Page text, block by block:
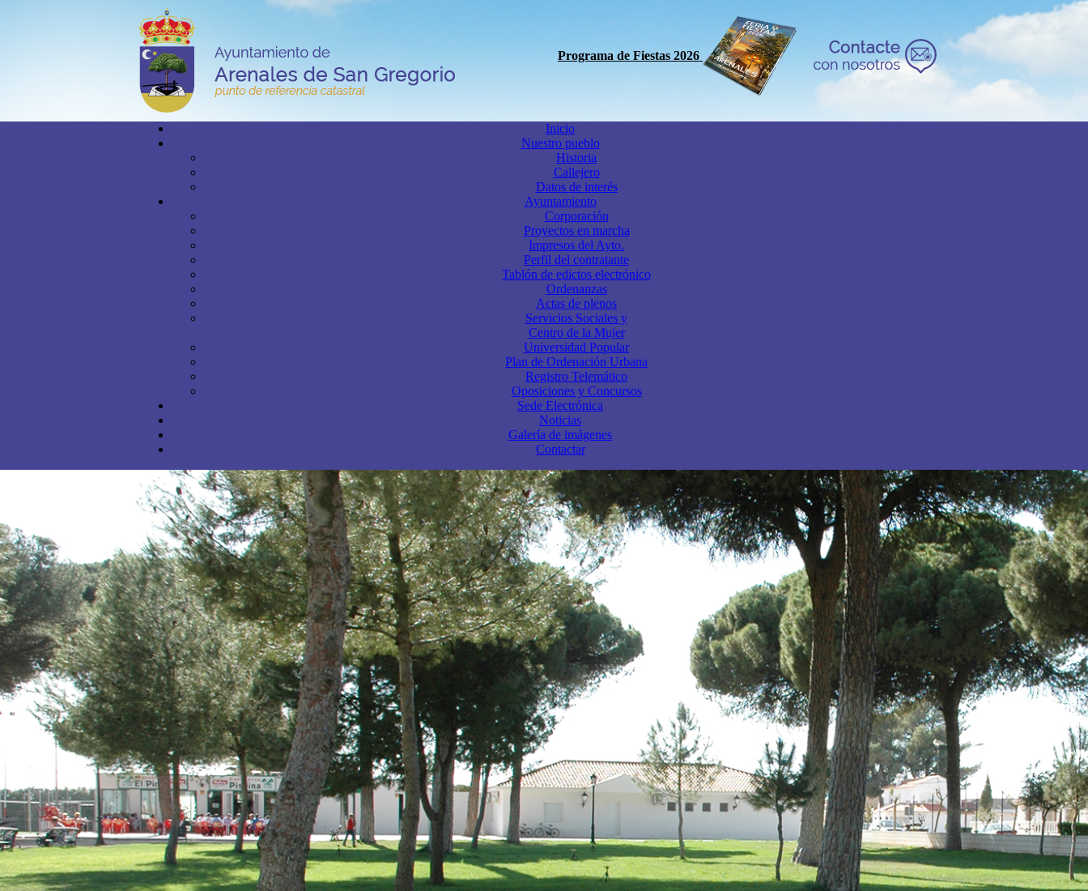
Programa de Fiestas 2026
Inicio
Nuestro pueblo
Historia
Callejero
Datos de interés
Ayuntamiento
Corporación
Proyectos en marcha
Impresos del Ayto.
Perfil del contratante
Tablón de edictos electrónico
Ordenanzas
Actas de plenos
Servicios Sociales y
Centro de la Mujer
Universidad Popular
Plan de Ordenación Urbana
Registro Telemático
Oposiciones y Concursos
Sede Electrónica
Noticias
Galería de imágenes
Contactar